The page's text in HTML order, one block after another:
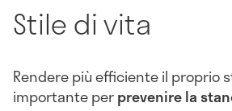
Stile di vita
Rendere più efficiente il proprio
importante perprevenire la